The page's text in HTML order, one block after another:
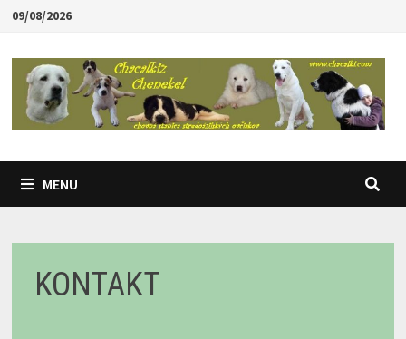
Skip
content
09/08/2026
MENU
KONTAKT